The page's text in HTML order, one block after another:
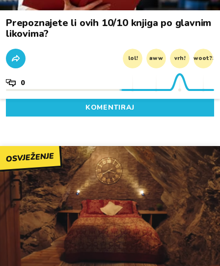
Prepoznajete li ovih 10/10 knjiga po glavnim
likovima?
lol! aww vrh! woot?!
0
KOMENTIRAJ
OSVJEŽENJE